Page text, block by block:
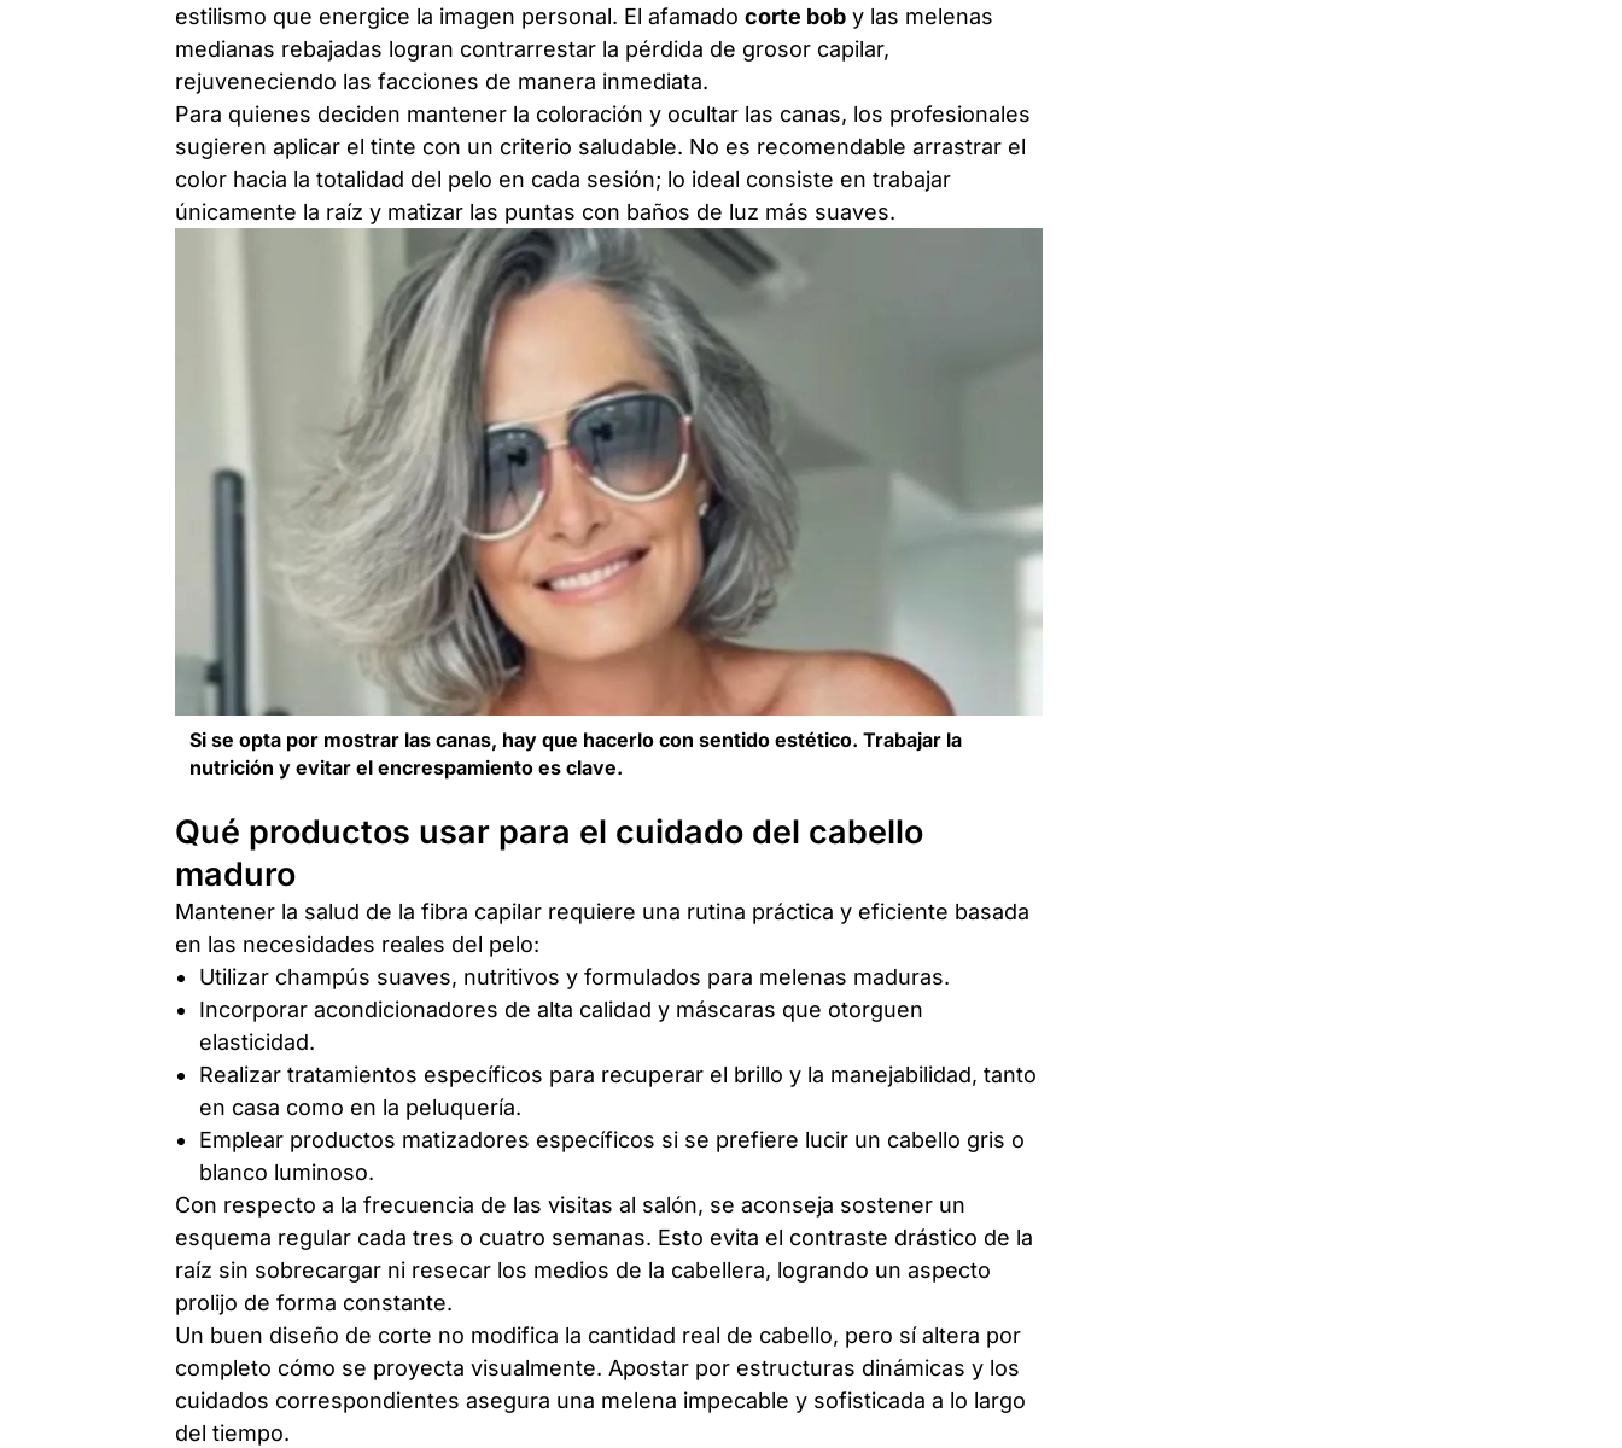
estilismo que energice la imagen personal. El afamadocorte bob y las melenas
medianas rebajadas logran contrarrestar la pérdida de grosor capilar,
rejuveneciendo las facciones de manera inmediata.
Para quienes deciden mantener la coloración y ocultar las canas, los profesionales
sugieren aplicar el tinte con un criterio saludable. No es recomendable arrastrar el
color hacia la totalidad del pelo en cada sesión; lo ideal consiste en trabajar
únicamente la raíz y matizar las puntas con baños de luz más suaves.
Si se opta por mostrar las canas, hay que hacerlo con sentido estético. Trabajar la
nutrición y evitar el encrespamiento es clave.
Qué productos usar para el cuidado del cabello
maduro
Mantener la salud de la fibra capilar requiere una rutina práctica y eficiente basada
en las necesidades reales del pelo:
Utilizar champús suaves, nutritivos y formulados para melenas maduras.
Incorporar acondicionadores de alta calidad y máscaras que otorguen
elasticidad.
Realizar tratamientos específicos para recuperar el brillo y la manejabilidad, tanto
en casa como en la peluquería.
Emplear productos matizadores específicos si se prefiere lucir un cabello gris o
blanco luminoso.
Con respecto a la frecuencia de las visitas al salón, se aconseja sostener un
esquema regular cada tres o cuatro semanas. Esto evita el contraste drástico de la
raíz sin sobrecargar ni resecar los medios de la cabellera, logrando un aspecto
prolijo de forma constante.
Un buen diseño de corte no modifica la cantidad real de cabello, pero sí altera por
completo cómo se proyecta visualmente. Apostar por estructuras dinámicas y los
cuidados correspondientes asegura una melena impecable y sofisticada a lo largo
del tiempo.